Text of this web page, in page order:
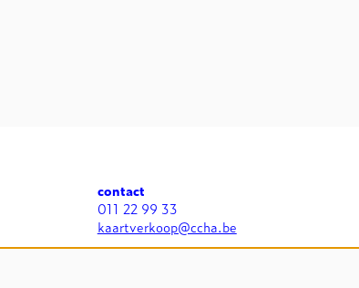
contact
011 22 99 33
kaartverkoop@ccha.be